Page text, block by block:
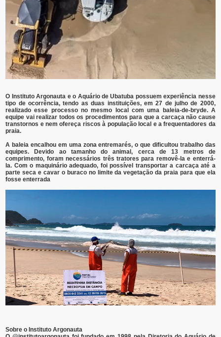
O Instituto Argonauta e o Aquário de Ubatuba possuem experiência nesse
tipo de ocorrência, tendo as duas instituições, em 27 de julho de 2000,
realizado esse processo no mesmo local com uma baleia-de-bryde. A
equipe vai realizar todos os procedimentos para que a carcaça não cause
transtornos e nem ofereça riscos à população local e a frequentadores da
praia.
A baleia encalhou em uma zona entremarés, o que dificultou trabalho das
equipes. Devido ao tamanho do animal, cerca de 13 metros de
comprimento, foram necessários três tratores para removê-la e enterrá-
la. Com o maquinário adequado, foi possível transportar a carcaça até a
parte seca e cavar o buraco no limite da vegetação da praia para que ela
fosse enterrada
Sobre o Instituto Argonauta